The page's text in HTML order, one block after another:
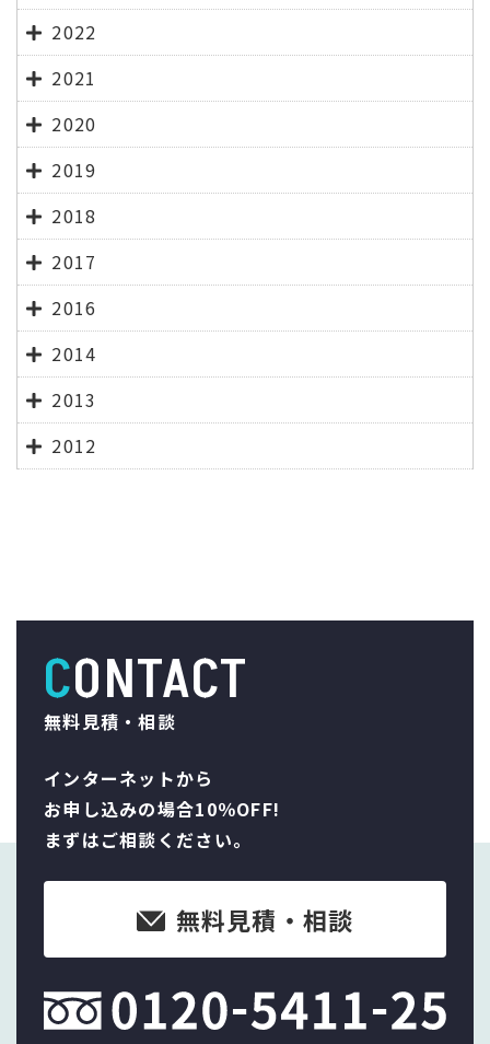
2022
2021
2020
2019
2018
2017
2016
2014
2013
2012
CONTACT
無料見積・相談
インターネットから
お申し込みの場合10％OFF!
まずはご相談ください。
無料見積・相談